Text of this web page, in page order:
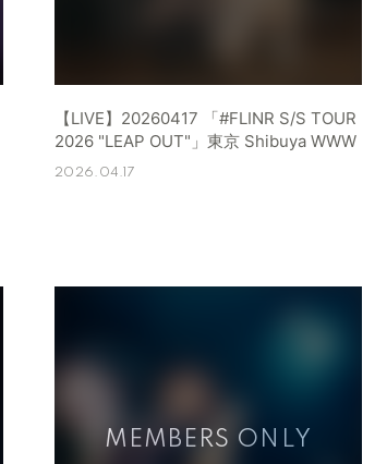
【LIVE】20260417 「#FLINR S/S TOUR
2026 "LEAP OUT"」東京 Shibuya WWW
2026.04.17